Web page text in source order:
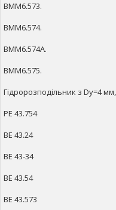
ВММ6.573.
ВММ6.574.
ВММ6.574А.
ВММ6.575.
Гідророзподільник з Dy=4
РЕ 43.754
ВЕ 43.24
ВЕ 43-34
ВЕ 43.54
ВЕ 43.573